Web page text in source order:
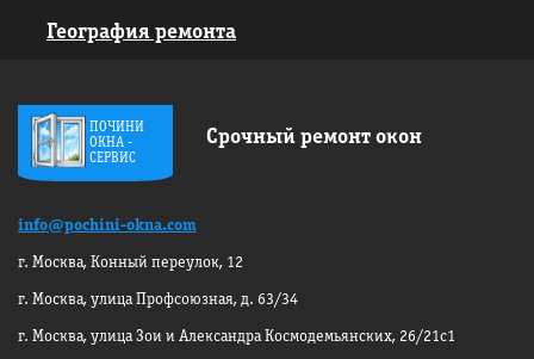
География ремонта
ПОЧИНИ
ОКНА -
СЕРВИС
Срочный ремонт окон
info@pochini-okna.com
г. Москва, Конный переулок, 12
г. Москва, улица Профсоюзная, д. 63/34
г. Москва, улица Зои и АлександраКосмодемьянских, 26/21с1